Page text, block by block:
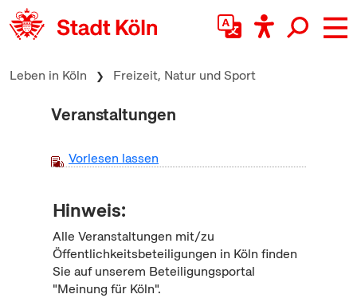
zum Inhalt springen
Leben in Köln Freizeit, Natur und Sport
Veranstaltungen
Vorlesen lassen
Hinweis:
Alle Veranstaltungen mit/zu
Öffentlichkeitsbeteiligungen in Köln finden
Sie auf unserem Beteiligungsportal
"Meinung für Köln".